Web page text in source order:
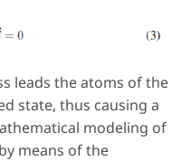
leads the atoms of the
state, thus causing a
modeling of
means of the